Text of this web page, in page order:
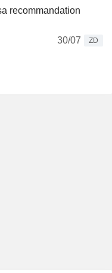
recommandation
30/07
ZD